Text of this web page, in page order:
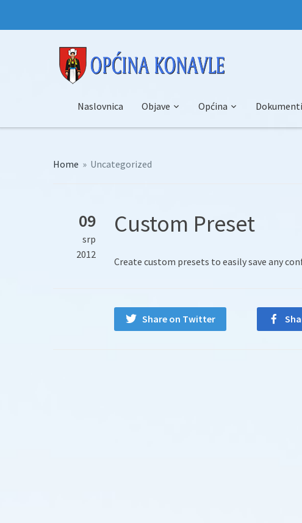
Naslovnica Objave Općina
Home » Uncategorized
09
srp
2012
Custom Preset
Create custom presets to easily save any
Share on Twitter